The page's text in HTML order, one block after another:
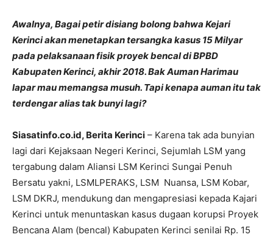
Awalnya, Bagai petir disiang bolong bahwa Kejari
Kerinci akan menetapkan tersangka kasus 15 Milyar
pada pelaksanaan fisik proyek bencal di BPBD
Kabupaten Kerinci, akhir 2018. Bak Auman Harimau
lapar mau memangsa musuh. Tapi kenapa auman itu tak
terdengar alias tak bunyi lagi?
Siasatinfo.co.id, Berita Kerinci – Karena tak ada bunyian
lagi dari Kejaksaan Negeri Kerinci, Sejumlah LSM yang
tergabung dalam Aliansi LSM Kerinci Sungai Penuh
Bersatu yakni, LSMLPERAKS, LSM Nuansa, LSM Kobar,
LSM DKRJ, mendukung dan mengapresiasi kepada Kajari
Kerinci untuk menuntaskan kasus dugaan korupsi Proyek
Bencana Alam (bencal) Kabupaten Kerinci senilai Rp. 15